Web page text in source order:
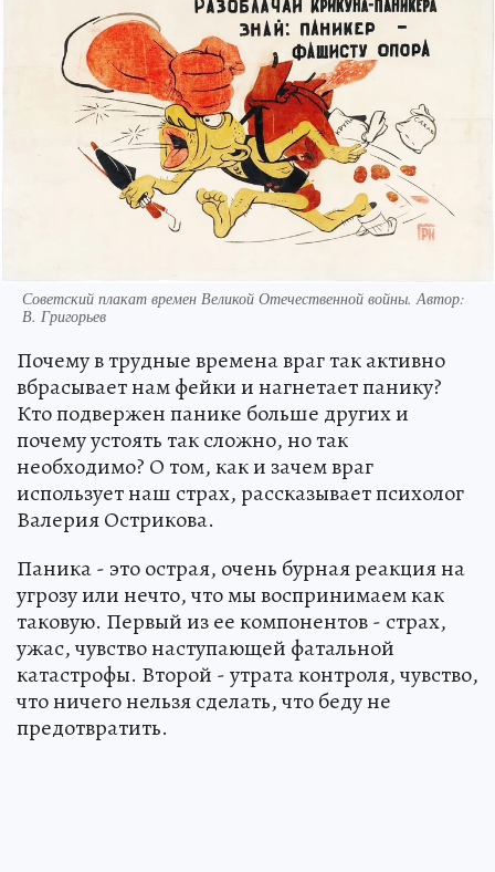
Советский плакат времен Великой Отечественной войны. Автор:
В. Григорьев
Почему в трудные времена враг так активно
вбрасывает нам фейки и нагнетает панику?
Кто подвержен панике больше других и
почему устоять так сложно, но так
необходимо? О том, как и зачем враг
использует наш страх, рассказывает психолог
Валерия Острикова.
Паника - это острая, очень бурная реакция на
угрозу или нечто, что мы воспринимаем как
таковую. Первый из ее компонентов - страх,
ужас, чувство наступающей фатальной
катастрофы. Второй - утрата контроля, чувство,
что ничего нельзя сделать, что беду не
предотвратить.